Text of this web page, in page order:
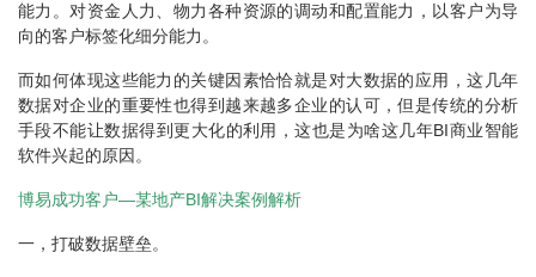
能力。对资金人力、物力各种资源的调动和配置能力，以客户为导
向的客户标签化细分能力。
而如何体现这些能力的关键因素恰恰就是对大数据的应用，这几年
数据对企业的重要性也得到越来越多企业的认可，但是传统的分析
手段不能让数据得到更大化的利用，这也是为啥这几年BI商业智能
软件兴起的原因。
博易成功客户—某地产BI解决案例解析
一，打破数据壁垒。